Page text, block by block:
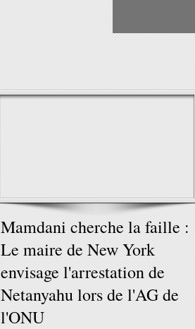
Mamdani cherche la faille :
Le maire de New York
envisage l'arrestation de
Netanyahu lors de l'AG de
l'ONU